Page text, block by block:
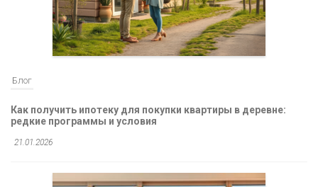
Блог
Как получить ипотеку для покупки квартиры в деревне:
редкие программы и условия
21.01.2026